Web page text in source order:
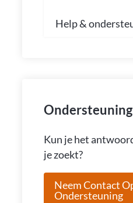
Help &
Kun je het
je zoekt?
Neem Contact
Ondersteuning